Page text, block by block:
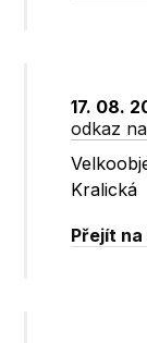
17. 08.
odkaz
Kralická
Přejít